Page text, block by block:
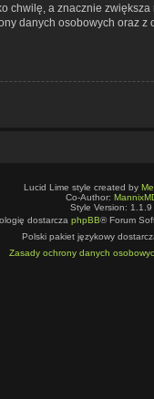
a znacznie
danych osobowych
Lucid Lime style created by
Co-Author:
Style Version: 1.1.9
dostarcza phpBB® Forum
Polski pakiet językowy
Zasady ochrony danych